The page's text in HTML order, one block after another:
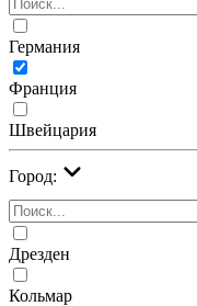
Германия
Франция
Швейцария
Город:
Дрезден
Кольмар